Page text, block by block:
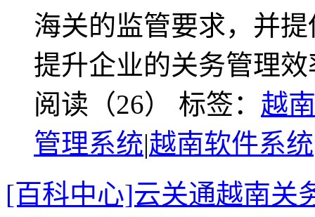
海关的监管要求，并
提升企业的关务管理效
阅读（26） 标签： 越
管理系统|越南软件系统
[百科中心]云关通越南关